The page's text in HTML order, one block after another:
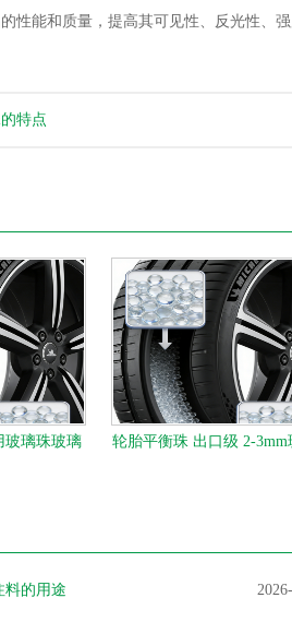
性能和质量，提高其可见性、反光性、强
特点
玻璃珠玻璃
轮胎平衡珠 出口级 2-3mm
料的用途